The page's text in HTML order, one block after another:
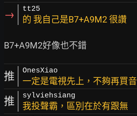
→ tt25
的 我自己是B7+A9M2 很讚
推 OnesXiao
一定是電視先上，不夠再買
推 sylviehsiang
我投聲霸，區別在於有跟無